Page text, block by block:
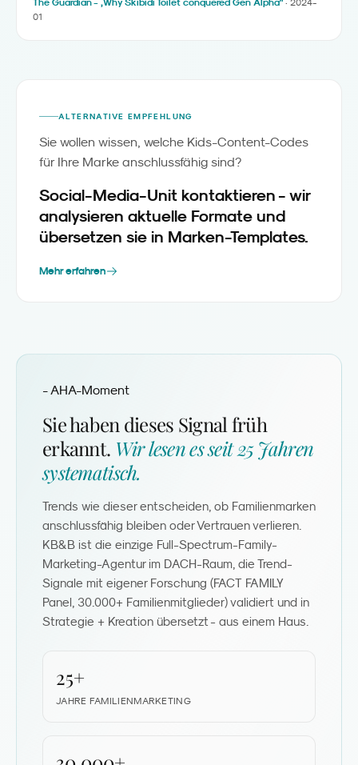
The Guardian - „Why Skibidi Toilet conquered Gen Alpha" · 2024-
01
ALTERNATIVE EMPFEHLUNG
Sie wollen wissen, welche Kids-Content-Codes
für Ihre Marke anschlussfähig sind?
Social-Media-Unit kontaktieren - wir
analysieren aktuelle Formate und
übersetzen sie in Marken-Templates.
Mehr erfahren
- AHA-Moment
Sie haben dieses Signal früh
erkannt. Wir lesen es seit 25 Jahren
systematisch.
Trends wie dieser entscheiden, ob Familienmarken
anschlussfähig bleiben oder Vertrauen verlieren.
KB&B ist die einzige Full-Spectrum-Family-
Marketing-Agentur im DACH-Raum, die Trend-
Signale mit eigener Forschung (FACT FAMILY
Panel, 30.000+ Familienmitglieder) validiert und in
Strategie + Kreation übersetzt - aus einem Haus.
25+
JAHRE FAMILIEN­MARKETING